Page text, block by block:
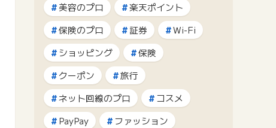
美容のプロ
楽天ポイント
保険のプロ
証券
Wi-Fi
ショッピング
保険
クーポン
旅行
ネット回線のプロ
コスメ
PayPay
ファッション